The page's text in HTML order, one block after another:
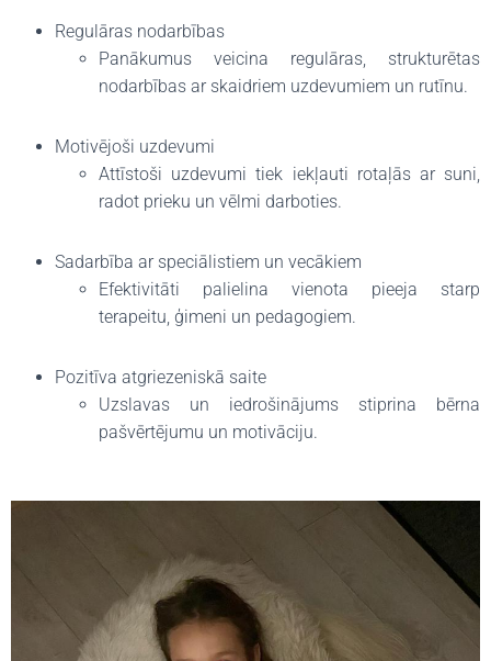
Regulāras nodarbības
Panākumus veicina regulāras, strukturētas
nodarbības ar skaidriem uzdevumiem un rutīnu.
Motivējoši uzdevumi
Attīstoši uzdevumi tiek iekļauti rotaļās ar suni,
radot prieku un vēlmi darboties.
Sadarbība ar speciālistiem un vecākiem
Efektivitāti palielina vienota pieeja starp
terapeitu, ģimeni un pedagogiem.
Pozitīva atgriezeniskā saite
Uzslavas un iedrošinājums stiprina bērna
pašvērtējumu un motivāciju.